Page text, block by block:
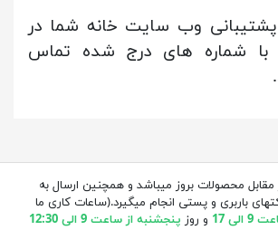
پشتیبانی وب سایت خانه شما در
با شماره های درج شده تماس
محصولات بروز میباشد و همچنین ارسال به
باربری و پستی انجام میگیرد.(ساعات کاری ما
17
و روز پنجشنبه از ساعت 9 الی 12:30